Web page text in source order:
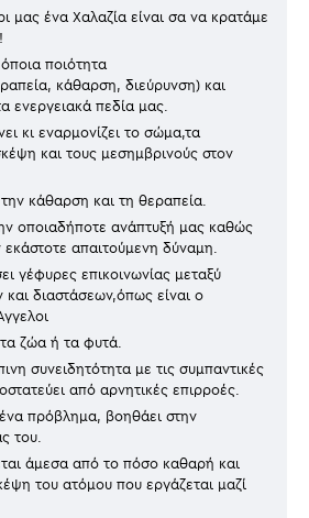
μας ένα Χαλαζία είναι σα να κρατάμε
ποιότητα
κάθαρση, διεύρυνση) και
ενεργειακά πεδία μας.
κι εναρμονίζει το σώμα,τα
και τους μεσημβρινούς στον
την κάθαρση και τη θεραπεία.
οποιαδήποτε ανάπτυξή μας καθώς
απαιτούμενη δύναμη.
γέφυρες επικοινωνίας μεταξύ
διαστάσεων,όπως είναι ο
ζώα ή τα φυτά.
συνειδητότητα με τις συμπαντικές
από αρνητικές επιρροές.
πρόβλημα, βοηθάει στην
του.
άμεσα από το πόσο καθαρή και
του ατόμου που εργάζεται μαζί